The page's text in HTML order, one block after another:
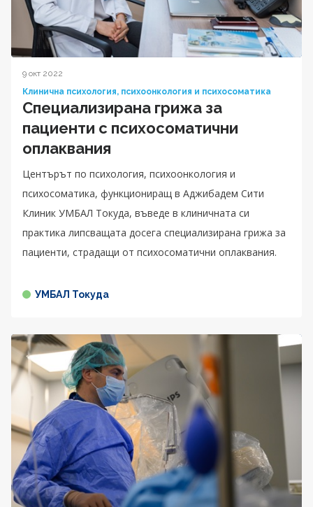
9 окт 2022
Клинична психология, психоонкология и психосоматика
Специализирана грижа за
пациенти с психосоматични
оплаквания
Центърът по психология, психоонкология и
психосоматика, функциониращ в Аджибадем Сити
Клиник УМБАЛ Токуда, въведе в клиничната си
практика липсващата досега специализирана грижа за
пациенти, страдащи от психосоматични оплаквания.
УМБАЛ Токуда